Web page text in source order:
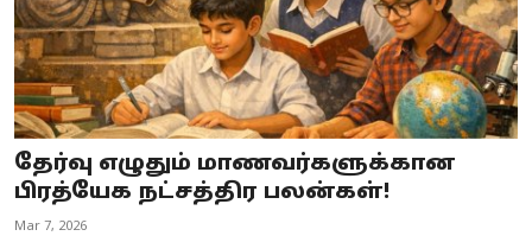
தேர்வு எழுதும் மாணவர்களுக்கான
பிரத்யேக நட்சத்திர பலன்கள்!
Mar 7, 2026